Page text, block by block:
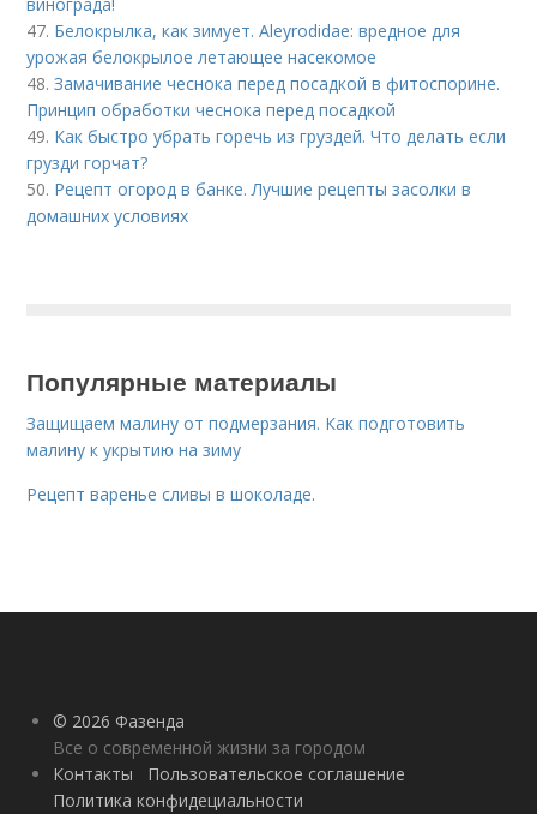
47. Белокрылка, как зимует. Aleyrodidae: вредное для
урожая белокрылое летающее насекомое
48.Замачивание чеснока перед посадкой в фитоспорине.
Принцип обработки чеснока перед посадкой
49. Как быстро убрать горечь из груздей. Что делать если
грузди горчат?
50. Рецепт огород в банке. Лучшие рецепты засолки в
домашних условиях
Популярные материалы
Защищаем малину от подмерзания. Как подготовить
малину к укрытию на зиму
Рецепт варенье сливы в шоколаде.
© 2026 Фазенда
Все о современной жизни за городом
Контакты
Пользовательское соглашение
Политика конфидециальности